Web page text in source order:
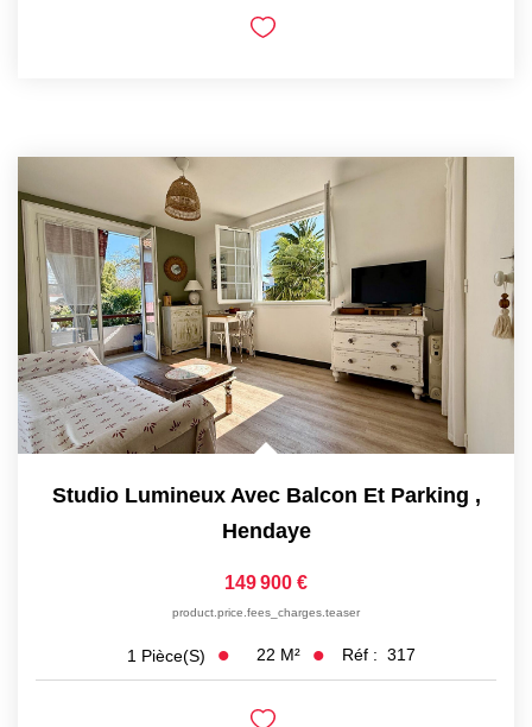
Studio Lumineux Avec Balcon Et Parking ,
Hendaye
149 900 €
product.price.fees_charges.teaser
1 Pièce(s) 22 M² Réf : 317